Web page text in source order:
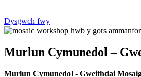
Dysgwch fwy
Murlun Cymunedol –
Murlun Cymunedol - Gweithdai